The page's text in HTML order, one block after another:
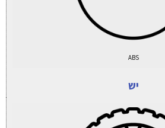
ABS
יש